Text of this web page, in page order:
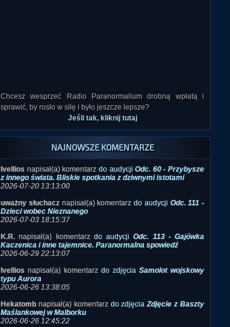
Jeśli tak, kliknij tutaj
NAJNOWSZE KOMENTARZE
napisał(a) komentarzdo audycjiOdc. 60 - Przybysze
z innego świata. Bliskie spotkania z dziwnymi istotami
2026-07-20 13:13:00
uważny słuchacznapisał(a) komentarz do audycji
2026-07-03 18:15:37
K.R. napisał(a) komentarz
2026-06-29 22:13:07
Ivelliosnapisał(a) komentarz
Samolot wojskowy
2026-06-26 13:38:05
Hekatombnapisał(a) komentarz
2026-06-26 12:45:22
Hejnapisał(a) komentarz